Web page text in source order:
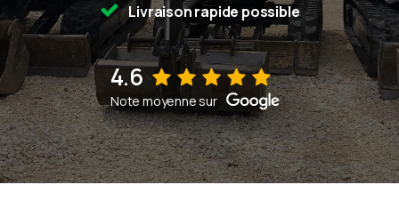
Livraison rapide possible
Voir sur la fiche d'établissement Google
4.6
Note moyenne sur